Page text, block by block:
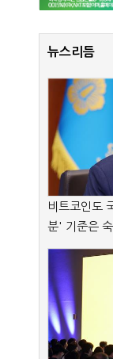
뉴스리듬
비트코인도
분' 기준은 숙